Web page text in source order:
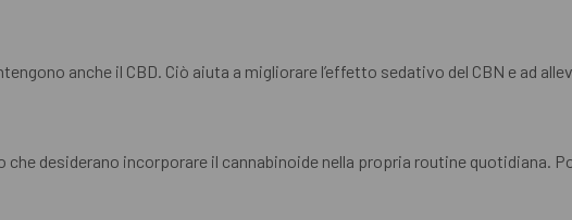
anche il CBD. Ciò aiuta a migliorare l’effetto sedativo del CBN e ad
desiderano incorporare il cannabinoide nella propria routine quotidiana.